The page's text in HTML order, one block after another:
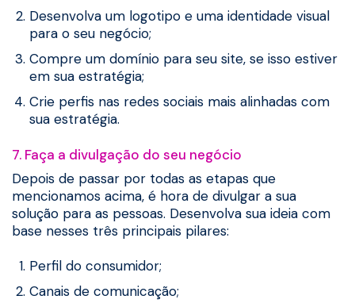
Desenvolva um logotipo e uma identidade visual
para o seu negócio;
Compre um domínio para seu site, se isso estiver
em sua estratégia;
Crie perfis nas redes sociais mais alinhadas com
sua estratégia.
7. Faça a divulgação do seu negócio
Depois de passar por todas as etapas que
mencionamos acima, é hora de divulgar a sua
solução para as pessoas. Desenvolva sua ideia com
base nesses três principais pilares:
Perfil do consumidor;
Canais de comunicação;